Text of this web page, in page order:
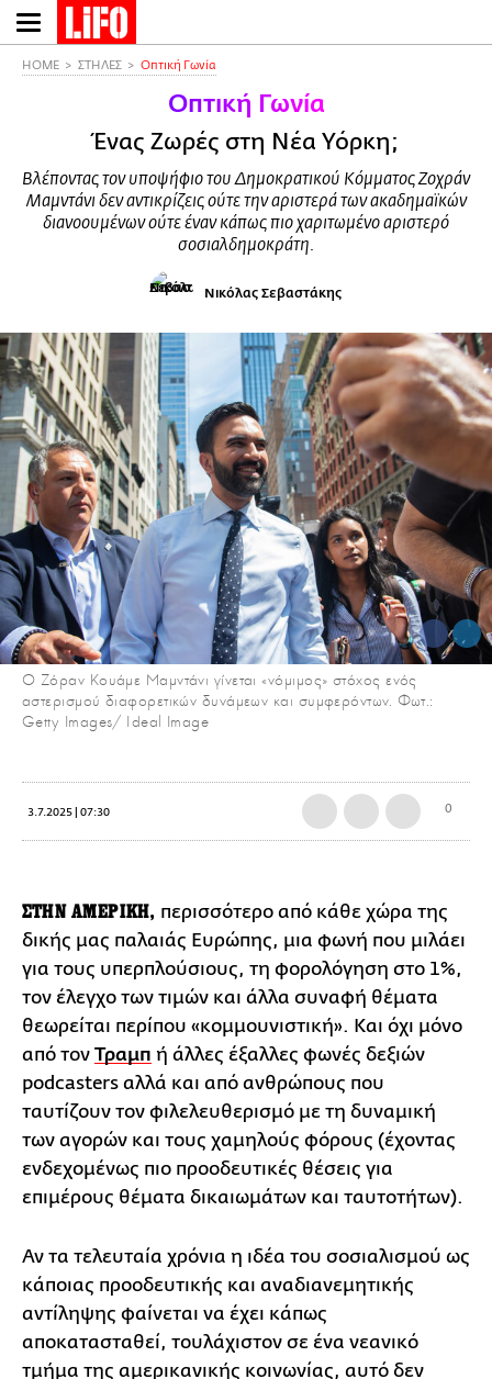
Παράκαμψη
προς
HOME ΣΤΗΛΕΣ Οπτική Γωνία
Οπτική Γωνία
Ένας Ζωρές στη Νέα Υόρκη;
Βλέποντας τον υποψήφιο του Δημοκρατικού Κόμματος Ζοχράν
Μαμντάνι δεν αντικρίζεις ούτε την αριστερά των ακαδημαϊκών
διανοουμένων ούτε έναν κάπως πιο χαριτωμένο αριστερό
σοσιαλδημοκράτη.
Νικόλας Σεβαστάκης
Ο Ζόραν Κουάμε Μαμντάνι γίνεται «νόμιμος» στόχος ενός
αστερισμού διαφορετικών δυνάμεων και συμφερόντων. Φωτ.:
Getty Images/ Ideal Image
3.7.2025 | 07:30 0
ΣΤΗΝ ΑΜΕΡΙΚΗ, περισσότερο από κάθε χώρα της
δικής μας παλαιάς Ευρώπης, μια φωνή που μιλάει
για τους υπερπλούσιους, τη φορολόγηση στο 1%,
τον έλεγχο των τιμών και άλλα συναφή θέματα
θεωρείται περίπου «κομμουνιστική». Και όχι μόνο
από τον Τραμπ ή άλλες έξαλλες φωνές δεξιών
podcasters αλλά και από ανθρώπους που
ταυτίζουν τον φιλελευθερισμό με τη δυναμική
των αγορών και τους χαμηλούς φόρους (έχοντας
ενδεχομένως πιο προοδευτικές θέσεις για
επιμέρους θέματα δικαιωμάτων και ταυτοτήτων).
Αν τα τελευταία χρόνια η ιδέα του σοσιαλισμού ως
κάποιας προοδευτικής και αναδιανεμητικής
αντίληψης φαίνεται να έχει κάπως
αποκατασταθεί, τουλάχιστον σε ένα νεανικό
τμήμα της αμερικανικής κοινωνίας, αυτό δεν